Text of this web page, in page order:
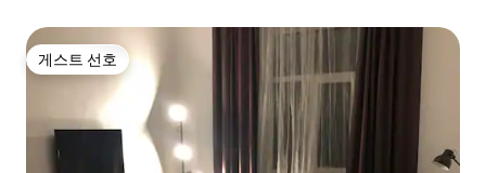
게스트 선호
게스트 선호